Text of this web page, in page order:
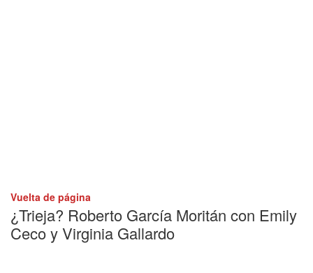
Vuelta de página
¿Trieja? Roberto García Moritán con Emily
Ceco y Virginia Gallardo